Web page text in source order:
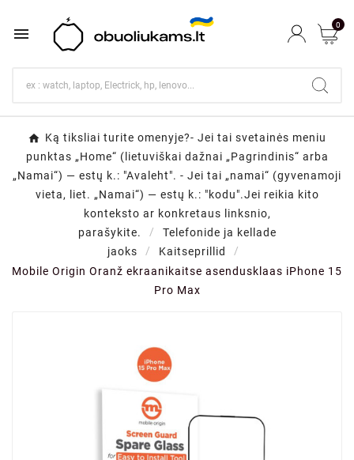
 0
Ką tiksliai turite omenyje?- Jei tai svetainės meniu
punktas „Home“ (lietuviškai dažnai „Pagrindinis“ arba
„Namai“) — estų k.: "Avaleht". - Jei tai „namai“ (gyvenamoji
vieta, liet. „Namai“) — estų k.: "kodu".Jei reikia kito
konteksto ar konkretaus linksnio,
parašykite.
Telefonide ja kellade
jaoks
Kaitseprillid
Mobile Origin Oranž ekraanikaitse asendusklaas iPhone 15
Pro Max